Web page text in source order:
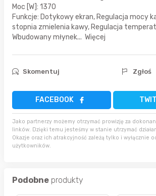
Moc [W]: 1370
Funkcje: Dotykowy ekran, Regulacja mocy
stopnia zmielenia kawy, Regulacja
Wbudowany młynek... Więcej
Skomentuj Zgłoś
FACEBOOK
Jako partnerzy możemy otrzymać prowizję za
linków. Dzięki temu jesteśmy w stanie utrzymać
Okazje oraz ich atrakcyjność zależą tylko i wyłącznie
użytkowników.
Podobne produkty